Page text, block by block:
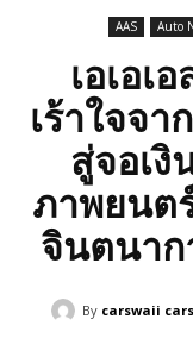
AAS Auto
เอเอเ
เร้าใจจ
สู่จอเ
ภาพยนต
จินตนาก
By carswaii